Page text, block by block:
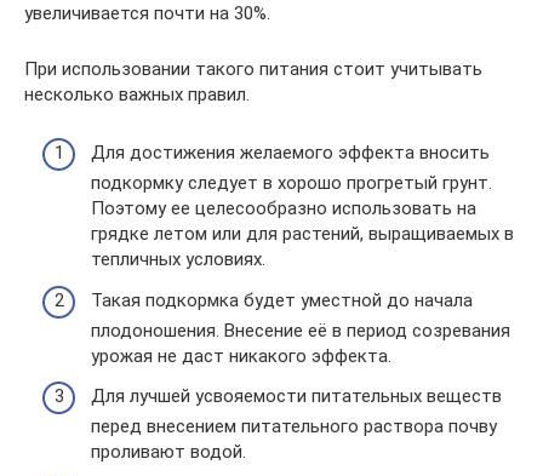
увеличивается почти на 30%.
При использовании такого питания стоит учитывать
несколько важных правил.
Для достижения желаемого эффекта вносить
подкормку следует в хорошо прогретый грунт.
Поэтому ее целесообразно использовать на
грядке летом или для растений, выращиваемых в
тепличных условиях.
Такая подкормка будет уместной до начала
плодоношения. Внесение её в период созревания
урожая не даст никакого эффекта.
Для лучшей усвояемости питательных веществ
перед внесением питательного раствора почву
проливают водой.